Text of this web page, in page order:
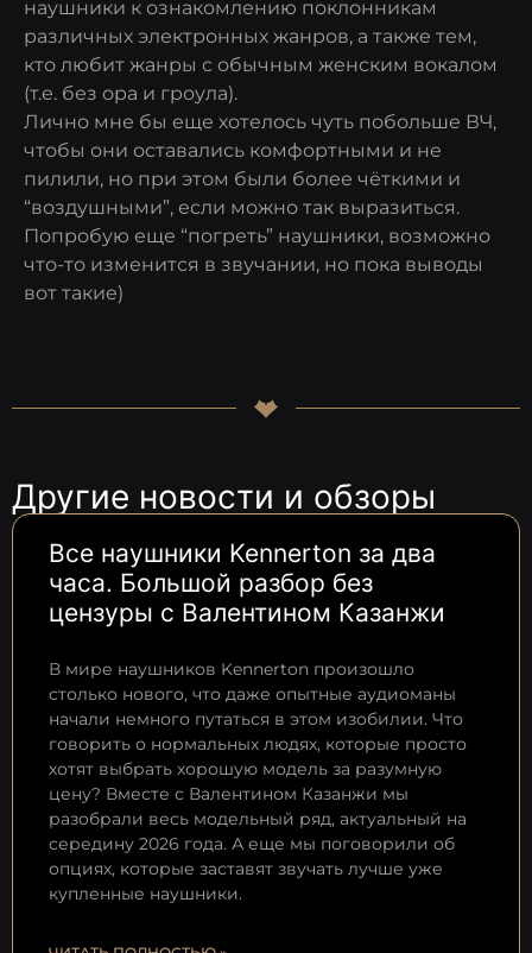
наушники к ознакомлению поклонникам
различных электронных жанров, а также тем,
кто любит жанры с обычным женским вокалом
(т.е. без ора и гроула).
Лично мне бы еще хотелось чуть побольше ВЧ,
чтобы они оставались комфортными и не
пилили, но при этом были более чёткими и
“воздушными”, если можно так выразиться.
Попробую еще “погреть” наушники, возможно
что-то изменится в звучании, но пока выводы
вот такие)
Другие новости и обзоры
Все наушники Kennerton за два
часа. Большой разбор без
цензуры с Валентином Казанжи
В мире наушников Kennerton произошло
столько нового, что даже опытные аудиоманы
начали немного путаться в этом изобилии. Что
говорить о нормальных людях, которые просто
хотят выбрать хорошую модель за разумную
цену? Вместе с Валентином Казанжи мы
разобрали весь модельный ряд, актуальный на
середину 2026 года. А еще мы поговорили об
опциях, которые заставят звучать лучше уже
купленные наушники.